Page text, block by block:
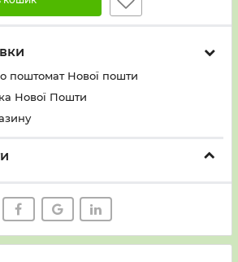
поштомат Нової пошти
Нової Пошти